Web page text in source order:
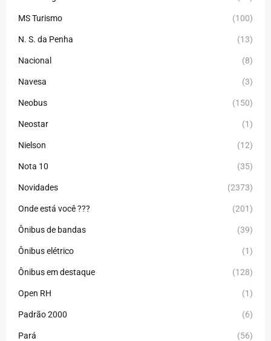
MS Turismo (100)
N. S. da Penha (13)
Nacional (8)
Navesa (3)
Neobus (150)
Neostar (1)
Nielson (12)
Nota 10 (35)
Novidades (2373)
Onde está você ??? (201)
Ônibus de bandas (39)
Ônibus elétrico (1)
Ônibus em destaque (128)
Open RH (1)
Padrão 2000 (6)
Pará (56)